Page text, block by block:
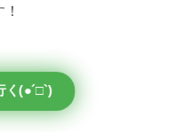
く(●´□`)